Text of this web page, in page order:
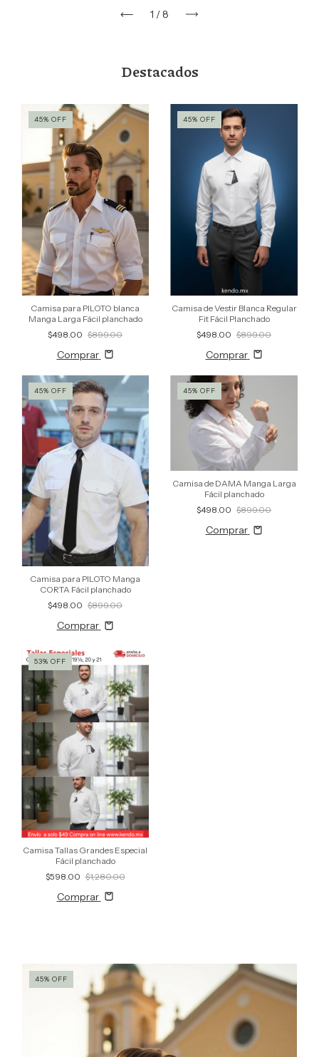
1 /8
Destacados
45% OFF
Camisa para PILOTO blanca
Manga Larga Fácil planchado
$498.00 $899.00
Comprar
45% OFF
Camisa de Vestir Blanca Regular
Fit Fácil Planchado
$498.00 $899.00
Comprar
45% OFF
Camisa para PILOTO Manga
CORTA Fácil planchado
$498.00 $899.00
Comprar
45% OFF
Camisa de DAMA Manga Larga
Fácil planchado
$498.00 $899.00
Comprar
53% OFF
Camisa Tallas Grandes Especial
Fácil planchado
$598.00 $1,280.00
Comprar
45% OFF